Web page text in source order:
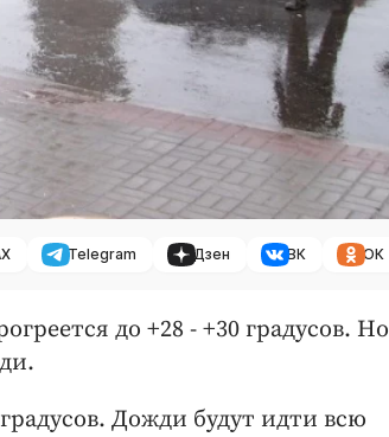
Telegram Дзен ВК ОК
до +28 - +30 градусов. Но
Дожди будут идти всю